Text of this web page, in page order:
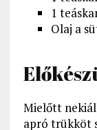
1
Olaj a
Mielőtt
apró trükköt